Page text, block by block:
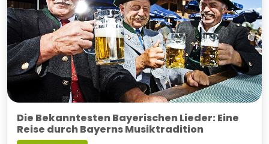
Die Bekanntesten Bayerischen Lieder: Eine
Reise durch Bayerns Musiktradition